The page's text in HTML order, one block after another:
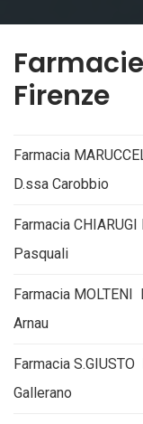
Firenze
Farmacia
D.ssa Carobbio
Farmacia CHIARUGI
Pasquali
Farmacia MOLTENI
Arnau
Farmacia S.GIUSTO
Gallerano